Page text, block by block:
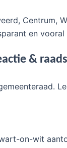
Centrum,
en
&
on-wit